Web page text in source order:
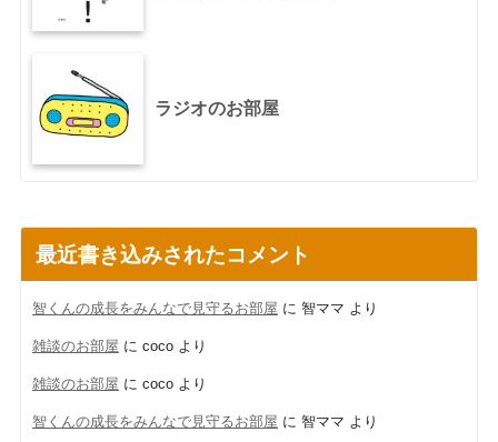
ラジオのお部屋
最近書き込みされたコメント
智くんの成長をみんなで見守るお部屋 に 智ママ より
雑談のお部屋 に cocoより
雑談のお部屋 に cocoより
智くんの成長をみんなで見守るお部屋 に 智ママ より